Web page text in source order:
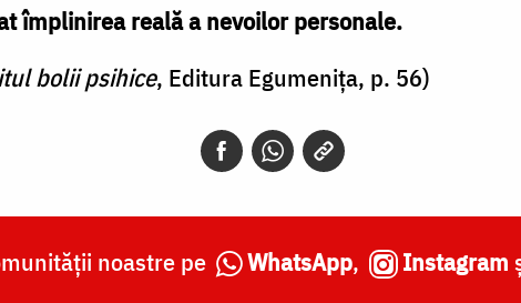
împlinirea reală a nevoilor personale.
bolii psihice, Editura Egumenița, p. 56)
noastre pe WhatsApp, Instagram